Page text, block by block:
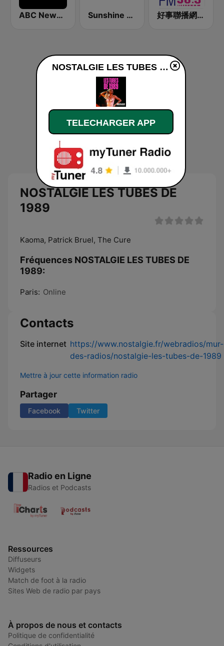
ABC News Radio Sunshine Radio 好事聯播網 港都983 Best Radio FM98.3
NOSTALGIE LES TUBES DE
1989
Kaoma, Patrick Bruel, The Cure
Fréquences NOSTALGIE LES TUBES DE
1989:
Paris: Online
Contacts
Site internet https://www.nostalgie.fr/webradios/mur-
des-radios/nostalgie-les-tubes-de-1989
Mettre à jour cette information radio
Partager
Facebook Twitter
Radio en Ligne
Radios et Podcasts
Ressources
Diffuseurs
Widgets
Match de foot à la radio
Sites Web de radio par pays
À propos de nous et contacts
Politique de confidentialité
NOSTALGIE LES TUBES DE 1989 en ligne
TELECHARGER APP